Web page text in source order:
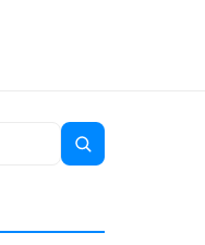
Search